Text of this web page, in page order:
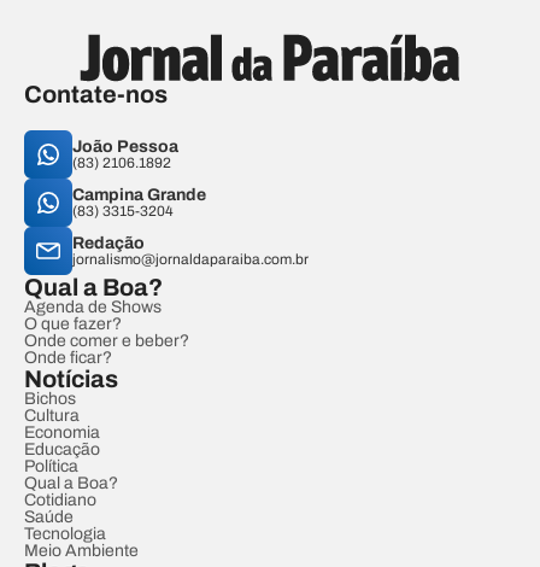
Contate-nos
João Pessoa
(83) 2106.1892
Campina Grande
(83) 3315-3204
Redação
jornalismo@jornaldaparaiba.com.br
Qual a Boa?
Agenda de Shows
O que fazer?
Onde comer e beber?
Onde ficar?
Notícias
Bichos
Cultura
Economia
Educação
Política
Qual a Boa?
Cotidiano
Saúde
Tecnologia
Meio Ambiente